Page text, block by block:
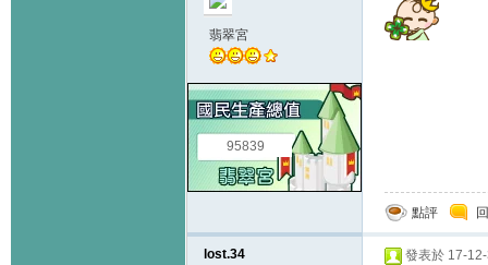
翡翠宮
95839
點評
lost.34 發表於 17-